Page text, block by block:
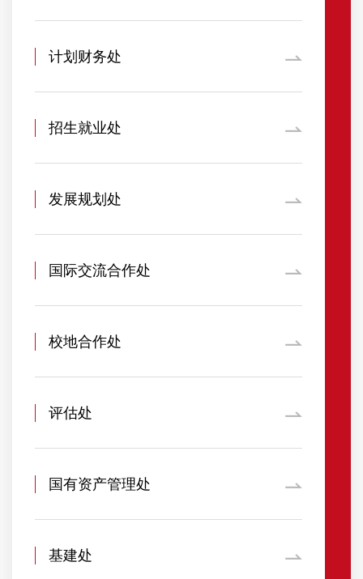
计划财务处
招生就业处
发展规划处
国际交流合作处
校地合作处
评估处
国有资产管理处
基建处